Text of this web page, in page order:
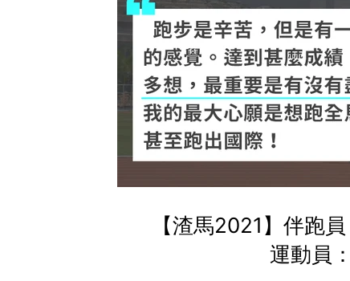
【渣馬2021】伴跑
運動員